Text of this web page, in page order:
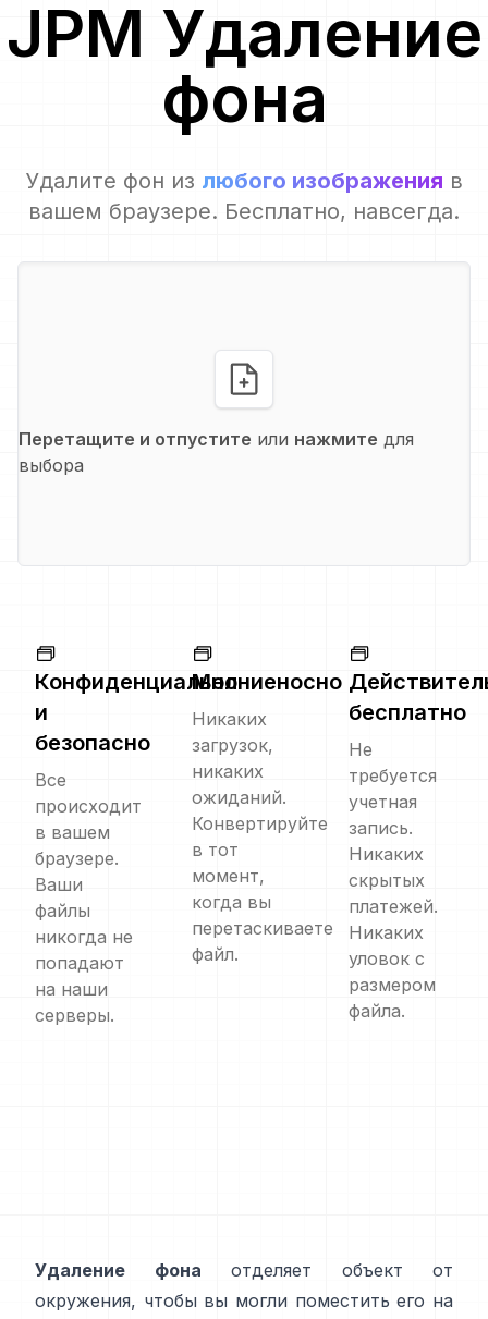
JPM Удаление
фона
Удалите фон из любого изображения в
вашем браузере. Бесплатно, навсегда.
Перетащите и отпустите или нажмите для
выбора
Конфиденциально
и
безопасно
Все
происходит
в вашем
браузере.
Ваши
файлы
никогда не
попадают
на наши
серверы.
Молниеносно
Никаких
загрузок,
никаких
ожиданий.
Конвертируйте
в тот
момент,
когда вы
перетаскиваете
файл.
бесплатно
Не
требуется
учетная
запись.
Никаких
скрытых
платежей.
Никаких
уловок с
размером
файла.
Удаление фона отделяет объект от
окружения, чтобы вы могли поместить его на